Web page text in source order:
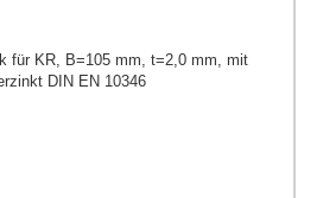
für KR, B=105 mm, t=2,0 mm, mit
DIN EN 10346